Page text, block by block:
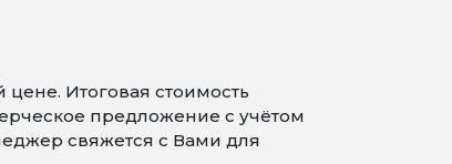
Итоговая стоимость
предложение с учётом
свяжется с Вами для